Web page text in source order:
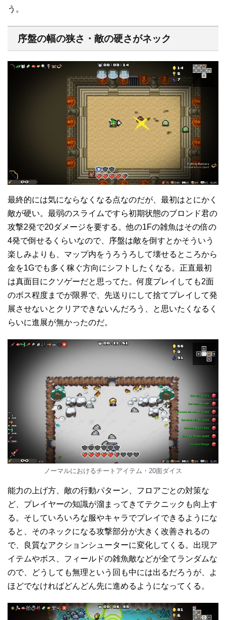
う。
序盤の幅の狭さ・敵の硬さがネック
最終的には気にならなくなる点なのだが、最初はとにかく
敵が硬い。最弱のスライムですら初期状態のブロンド君の
攻撃2発で20ダメージを要する。他の1Fの雑魚はその倍の
4発で倒せるくらいなので、序盤は敵を倒すとかそういう
楽しみよりも、マップ内をうろうろして壊せるところから
金を1Gでも多く稼ぐ方向にシフトしたくなる。正直最初
は真面目にクソゲーだと思ってた。何度プレイしても2面
のボス程度までが限界で、先送りにして捨てプレイして発
展させないとクリアできないんだろう、と思いたくなるく
らいに進展が無かったのだ。
ノーマルにおけるチートアイテム・20面ダイス
能力の上げ方、敵の行動パターン、フロアごとの対策な
ど、プレイヤーの知識が溜まってきてテクニックも向上す
る。そしていろいろな服やキャラでプレイできるようにな
ると、そのネックになる攻撃部分が大きく改善されるの
で、良質なアクションシューターに変化してくる。出現ア
イテムやボス、フィールドの雑魚敵などが全てランダムな
ので、どうしても無理という回も中には出るだろうが、よ
ほどでなければどんどん先に進めるようになってくる。